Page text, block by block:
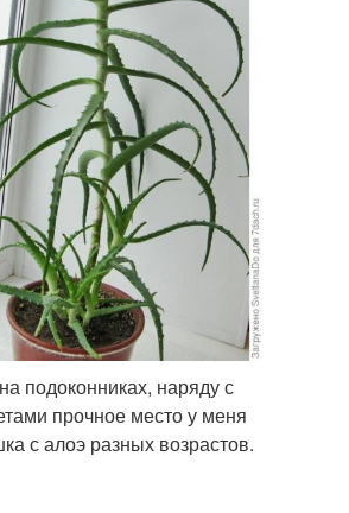
подоконниках, наряду с
прочное место у меня
с алоэ разных возрастов.